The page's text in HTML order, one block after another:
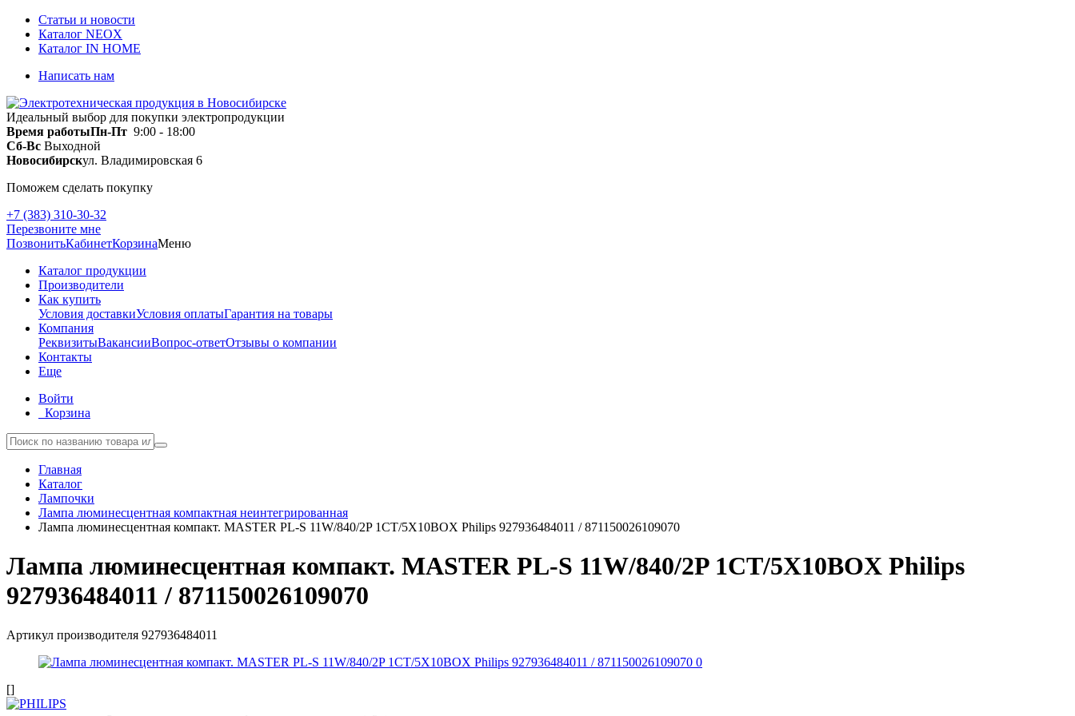
Статьи и новости
Каталог NEOX
Каталог IN HOME
Написать нам
Идеальный выбор для покупки электропродукции
Время работыПн-Пт 9:00 - 18:00
Сб-Вс Выходной
Новосибирскул. Владимировская 6
Поможем сделать покупку
+7 (383) 310-30-32
Перезвоните мне
ПозвонитьКабинетКорзинаМеню
Каталог продукции
Производители
Как купить
Условия доставкиУсловия оплатыГарантия на товары
Компания
РеквизитыВакансииВопрос-ответОтзывы о компании
Контакты
Еще
Войти
Корзина
Главная
Каталог
Лампочки
Лампа люминесцентная компактная неинтегрированная
Лампа люминесцентная компакт. MASTER PL-S 11W/840/2P 1CT/5X10BOX Philips 927936484011 / 871150026109070
Лампа люминесцентная компакт. MASTER PL-S 11W/840/2P 1CT/5X10BOX Philips
927936484011 / 871150026109070
Артикул производителя 927936484011
[]